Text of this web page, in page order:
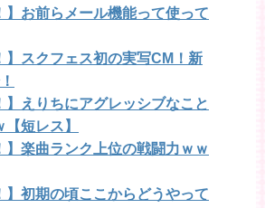
】お前らメール機能って使って
】スクフェス初の実写CM！新
】えりちにアグレッシブなこと
短レス】
】楽曲ランク上位の戦闘力ｗｗ
】初期の頃ここからどうやって